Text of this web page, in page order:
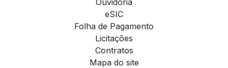
eSIC
Folha de Pagamento
Licitações
Contratos
Mapa do site